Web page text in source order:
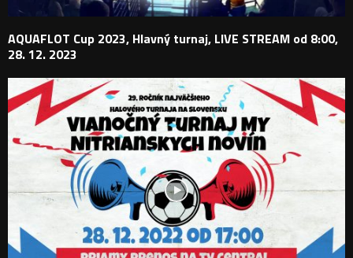
AQUAFLOT Cup 2023, Hlavný turnaj, LIVE STREAM od 8:00,
28. 12. 2023